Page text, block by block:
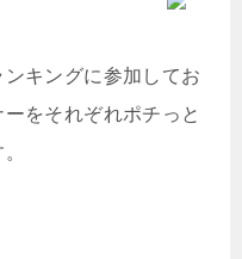
キングに参加してお
をそれぞれポチっと